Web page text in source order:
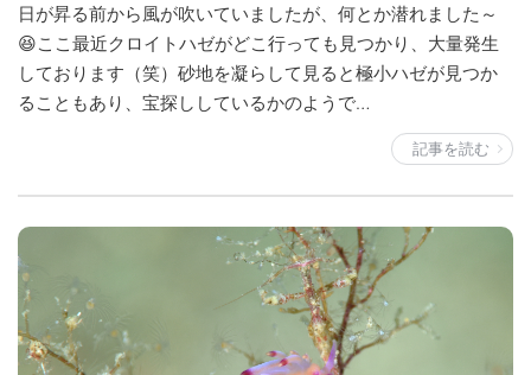
日が昇る前から風が吹いていましたが、何とか潜れました～
😆ここ最近クロイトハゼがどこ行っても見つかり、大量発生
しております（笑）砂地を凝らして見ると極小ハゼが見つか
ることもあり、宝探ししているかのようで…
記事を読む